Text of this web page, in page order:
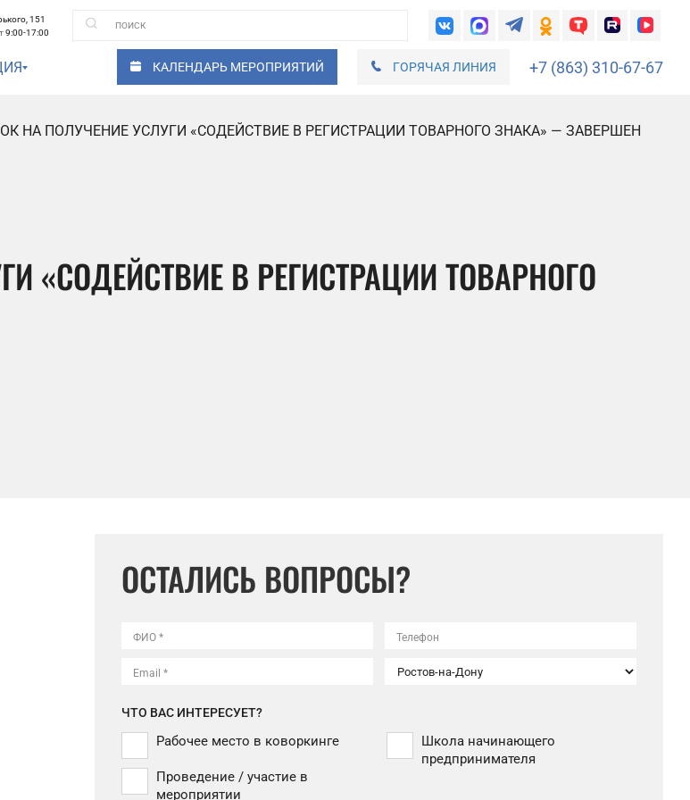
151
9:00-17:00
КАЛЕНДАРЬ МЕРОПРИЯТИЙ ГОРЯЧАЯ ЛИНИЯ +7 (863) 310-67-67
НА ПОЛУЧЕНИЕ УСЛУГИ «СОДЕЙСТВИЕ В РЕГИСТРАЦИИ ТОВАРНОГО ЗНАКА» — ЗАВЕРШЕН
«СОДЕЙСТВИЕ В РЕГИСТРАЦИИ ТОВАРНОГО
ОСТАЛИСЬ ВОПРОСЫ?
ФИО * Телефон
Email *
ЧТО ВАС ИНТЕРЕСУЕТ?
Рабочее место в коворкинге
Проведение / участие в
мероприятии
Школа начинающего
предпринимателя